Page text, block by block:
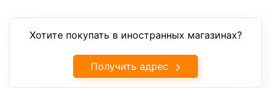
Хотите покупать в иностранных магазинах?
Получить адрес